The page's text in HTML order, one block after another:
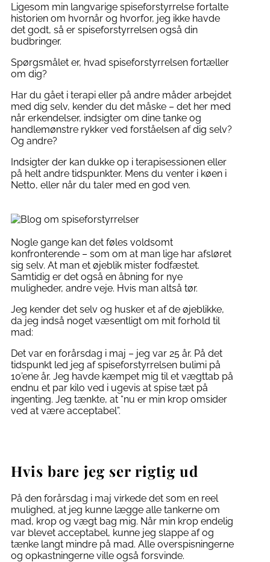
Ligesom min langvarige spiseforstyrrelse fortalte
historien om hvornår og hvorfor, jeg ikke havde
det godt, så er spiseforstyrrelsen også din
budbringer.
Spørgsmålet er, hvad spiseforstyrrelsen fortæller
om dig?
Har du gået i terapi eller på andre måder arbejdet
med dig selv, kender du det måske – det her med
når erkendelser, indsigter om dine tanke og
handlemønstre rykker ved forståelsen af dig selv?
Og andre?
Indsigter der kan dukke op i terapisessionen eller
på helt andre tidspunkter. Mens du venter i køen i
Netto, eller når du taler med en god ven.
Nogle gange kan det føles voldsomt
konfronterende – som om at man lige har afsløret
sig selv. At man et øjeblik mister fodfæstet.
Samtidig er det også en åbning for nye
muligheder, andre veje. Hvis man altså tør.
Jeg kender det selv og husker et af de øjeblikke,
da jeg indså noget væsentligt om mit forhold til
mad:
Det var en forårsdag i maj – jeg var 25 år. På det
tidspunkt led jeg af spiseforstyrrelsen bulimi på
10’ene år. Jeg havde kæmpet mig til et vægttab på
endnu et par kilo ved i ugevis at spise tæt på
ingenting. Jeg tænkte, at “nu er min krop omsider
ved at være acceptabel”.
Hvis bare jeg ser rigtig ud
På den forårsdag i maj virkede det som en reel
mulighed, at jeg kunne lægge alle tankerne om
mad, krop og vægt bag mig. Når min krop endelig
var blevet acceptabel, kunne jeg slappe af og
tænke langt mindre på mad. Alle overspisningerne
og opkastningerne ville også forsvinde.